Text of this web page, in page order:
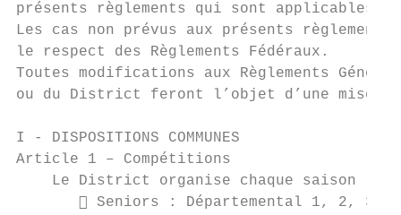
présents règlements qui sont applicables à
Les cas non prévus aux présents
le respect des Règlements Fédéraux.
Toutes modifications aux Règlements
ou du District feront l’objet d’une mise
I - DISPOSITIONS COMMUNES
Article 1 – Compétitions
Le District organise chaque saison
 Seniors : Départemental 1, 2, 3,